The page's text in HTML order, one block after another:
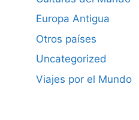
Europa Antigua
Otros países
Uncategorized
Viajes por el Mundo